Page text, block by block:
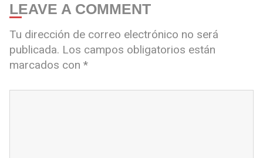
LEAVE A COMMENT
Tu dirección de correo electrónico no será
publicada. Los campos obligatorios están
marcados con *